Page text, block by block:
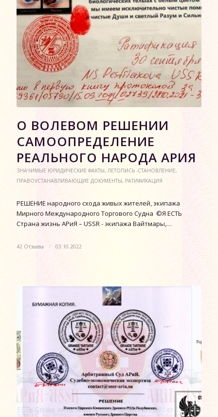
О ВОЛЕВОМ РЕШЕНИИ
САМООПРЕДЕЛЕНИЕ
РЕАЛЬНОГО НАРОДА АРИЯ
ЗНАЧИМЫЕ ЮРИДИЧЕСКИЕ ФАКТЫ,ЛЕТОПИСЬ -СТАНОВЛЕНИЕ,
ПРАВОУСТАНАВЛИВАЮЩИЕ ДОКУМЕНТЫ,РАТИФИКАЦИЯ
РЕШЕНИЕ народного схода живых жителей, экипажа
Мирного Международного Торгового Судна ©Я ЕСТЬ
Страна жизнь АРиЯ – USSR - экипажа Вайтмары,…
42 Отзывы / 03.10.2022